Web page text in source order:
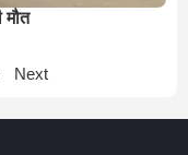
मौत
Next